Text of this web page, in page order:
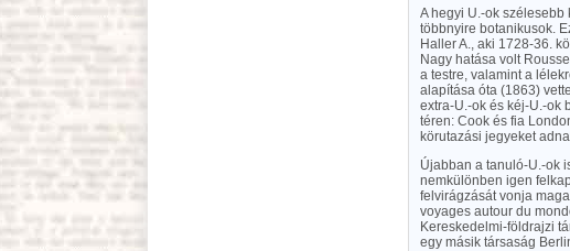
A hegyi U.-ok szélesebb
többnyire botanikusok.
Haller A., aki 1728-36.
Nagy hatása volt
a testre, valamint a
alapítása óta (1863)
extra-U.-ok és kéj-U.-ok
téren: Cook és fia
körutazási jegyeket
Újabban a tanuló-U.-ok
nemkülönben igen
felvirágzását vonja
voyages autour du
Kereskedelmi-földrajzi
egy másik társaság